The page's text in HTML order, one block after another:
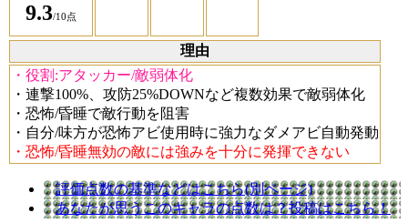
9.3/10点
理由
・役割:アタッカー/敵弱体化
・連撃100%、攻防25%DOWNなど複数効果で敵弱体化
・恐怖/昏睡で敵行動を阻害
・自分/味方が恐怖アビ使用時に強力なダメアビ自動発動
・恐怖/昏睡無効の敵には強みを十分に発揮できない
評価点数の基準などはこちら(別ページ)
あなたが思うこのキャラの点数は？投稿はこちら！